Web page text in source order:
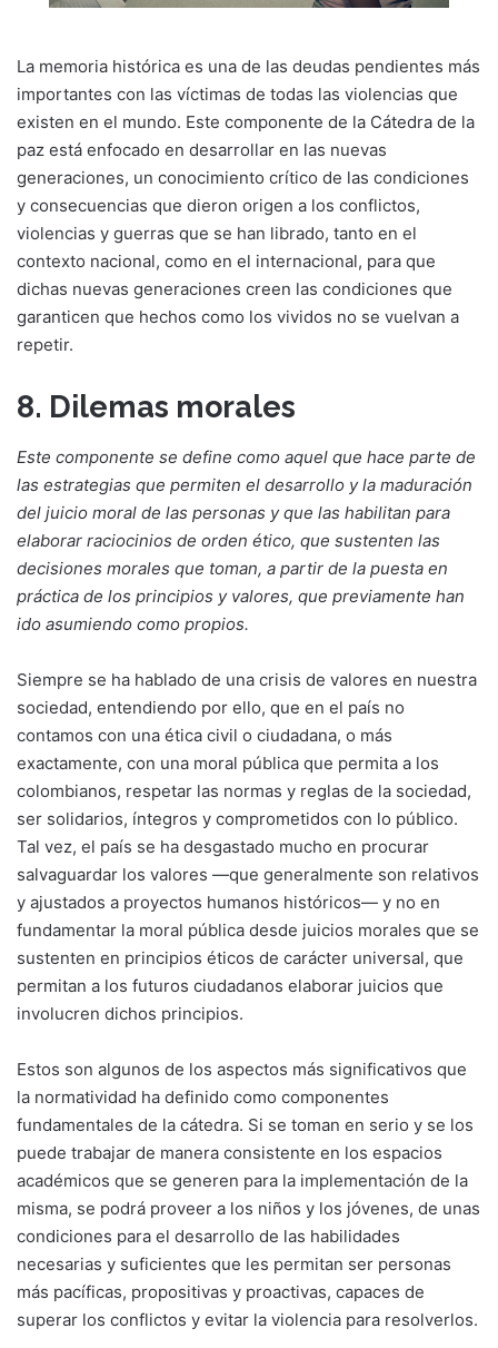
La memoria histórica es una de las deudas pendientes más
importantes con las víctimas de todas las violencias que
existen en el mundo. Este componente de la Cátedra de la
paz está enfocado en desarrollar en las nuevas
generaciones, un conocimiento crítico de las condiciones
y consecuencias que dieron origen a los conflictos,
violencias y guerras que se han librado, tanto en el
contexto nacional, como en el internacional, para que
dichas nuevas generaciones creen las condiciones que
garanticen que hechos como los vividos no se vuelvan a
repetir.
8. Dilemas morales
Este componente se define como aquel que hace parte de
las estrategias que permiten el desarrollo y la maduración
del juicio moral de las personas y que las habilitan para
elaborar raciocinios de orden ético, que sustenten las
decisiones morales que toman, a partir de la puesta en
práctica de los principios y valores, que previamente han
ido asumiendo como propios.
Siempre se ha hablado de una crisis de valores en nuestra
sociedad, entendiendo por ello, que en el país no
contamos con una ética civil o ciudadana, o más
exactamente, con una moral pública que permita a los
colombianos, respetar las normas y reglas de la sociedad,
ser solidarios, íntegros y comprometidos con lo público.
Tal vez, el país se ha desgastado mucho en procurar
salvaguardar los valores —que generalmente son relativos
y ajustados a proyectos humanos históricos— y no en
fundamentar la moral pública desde juicios morales que se
sustenten en principios éticos de carácter universal, que
permitan a los futuros ciudadanos elaborar juicios que
involucren dichos principios.
Estos son algunos de los aspectos más significativos que
la normatividad ha definido como componentes
fundamentales de la cátedra. Si se toman en serio y se los
puede trabajar de manera consistente en los espacios
académicos que se generen para la implementación de la
misma, se podrá proveer a los niños y los jóvenes, de unas
condiciones para el desarrollo de las habilidades
necesarias y suficientes que les permitan ser personas
más pacíficas, propositivas y proactivas, capaces de
superar los conflictos y evitar la violencia para resolverlos.